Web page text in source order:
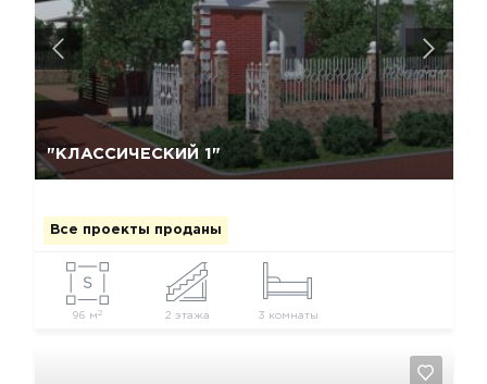
"КЛАССИЧЕСКИЙ 1"
Все проекты проданы
96 м 2 2 этажа 3 комнаты
Да, удалить Отмена